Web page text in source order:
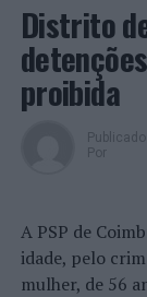
Distrito
proibida
Publicado
Por
A PSP de
idade, pelo
mulher, de 56